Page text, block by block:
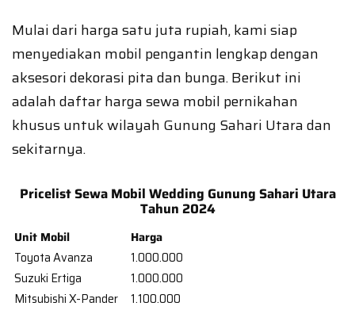
Mulai dari harga satu juta rupiah, kami siap
menyediakan mobil pengantin lengkap dengan
aksesori dekorasi pita dan bunga. Berikut ini
adalah daftar harga sewa mobil pernikahan
khusus untuk wilayah Gunung Sahari Utara dan
sekitarnya.
Pricelist Sewa Mobil Wedding Gunung Sahari Utara
Tahun 2024
Unit Mobil
Harga
Toyota Avanza
1.000.000
Suzuki Ertiga
1.000.000
Mitsubishi X-Pander
1.100.000